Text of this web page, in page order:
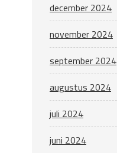
december 2024
november 2024
september 2024
augustus 2024
juli 2024
juni 2024